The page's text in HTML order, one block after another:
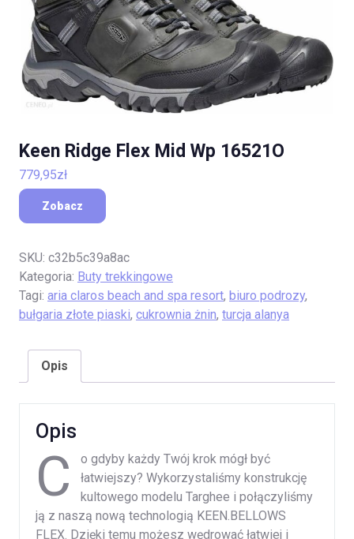
Keen Ridge Flex Mid Wp 16521O
779,95zł
Zobacz
SKU: c32b5c39a8ac
Kategoria: Buty trekkingowe
Tagi: aria claros beach and spa resort, biuro podrozy,
bułgaria złote piaski, cukrownia żnin, turcja alanya
Opis
Opis
C
o gdyby każdy Twój krok mógł być
łatwiejszy? Wykorzystaliśmy konstrukcję
kultowego modelu Targhee i połączyliśmy
ją z naszą nową technologią KEEN.BELLOWS
FLEX. Dzięki temu możesz wędrować łatwiej i